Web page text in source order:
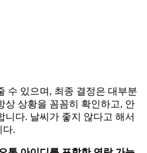
수 있으며, 최종 결정은 대부분
상 상황을 꼼꼼히 확인하고, 안
니다. 날씨가 좋지 않다고 해서
다.